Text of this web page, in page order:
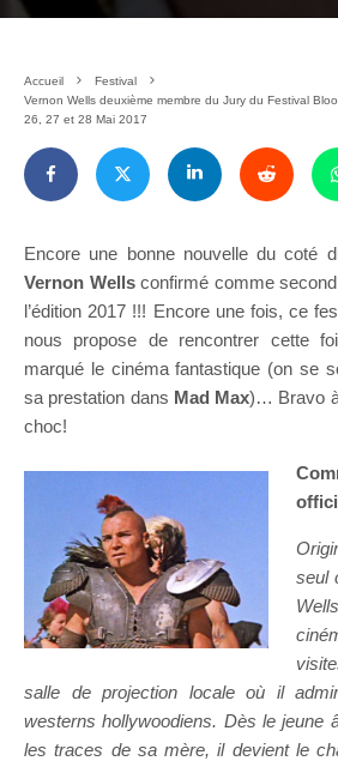
Accueil
Festival
Vernon Wells deuxième membre du Jury du Festival
26, 27 et 28 Mai 2017
Encore une bonne nouvelle du coté
Vernon Wellsconfirmé comme
l’édition 2017 !!! Encore une fois, ce
nous propose de rencontrer cette
marqué le cinéma fantastique (on se
sa prestation dans Mad Max)… Bravo
choc!
seul
salle de projection locale où il
westerns hollywoodiens. Dès le jeune
les traces de sa mère, il devient le